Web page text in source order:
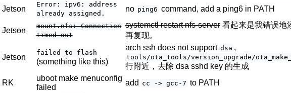
Jetson
Error: ipv6: address
already assigned.
no ping6 command, add a ping6 in PATH
Jetson
mount.nfs: Connection
timed out
systemctl restart nfs-server看起来是我错误地
再复现。
Jetson failed to flash
(something like this)
arch ssh does not support dsa ,
tools/ota_tools/version_upgrade/
行附近，去除 dsa sshd key 的生成
RK
uboot make menuconfig
failed
add cc -> gcc-7 to PATH